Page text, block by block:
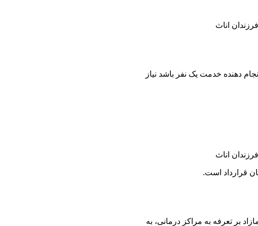
اناث
دهنده خدمت یک نفر باشد نیاز
اناث
بر تعرفه به مراکز درمانی، به